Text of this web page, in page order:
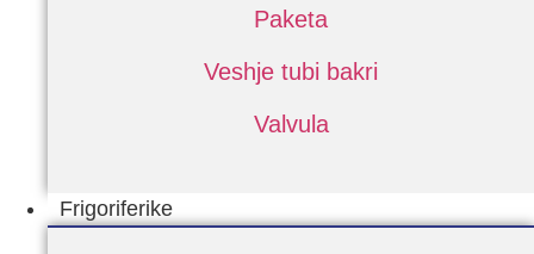
Paketa
Veshje tubi bakri
Valvula
Frigoriferike